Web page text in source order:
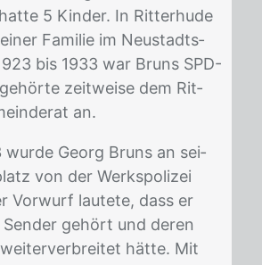
5 Kin­der. In Rit­ter­hu­de
Fa­mi­lie im Neu­stadt­s­
bis 1933 war Bruns SPD-
zeit­wei­se dem Rit­
an.
wur­de Ge­org Bruns an sei­
von der Werks­po­li­zei
Vor­wurf lau­te­te, dass er
Sen­der ge­hört und de­ren
hät­te. Mit